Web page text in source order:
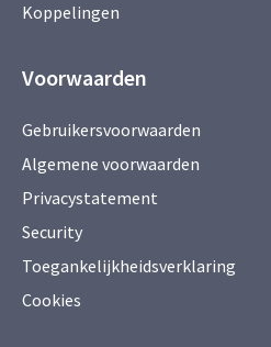
Koppelingen
Voorwaarden
Gebruikersvoorwaarden
Algemene voorwaarden
Privacystatement
Security
Toegankelijkheidsverklaring
Cookies